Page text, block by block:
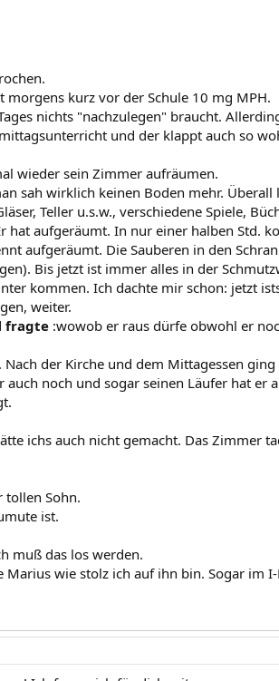
kurz vor der Schule 10 mg MPH.
nichts "nachzulegen" braucht.
und der klappt auch so
wieder sein Zimmer aufräumen.
sah wirklich keinen Boden mehr.
Teller u.s.w., verschiedene Spiele,
hat aufgeräumt. In nur einer halben Std.
aufgeräumt. Die Sauberen in den
Bis jetzt ist immer alles in der
kommen. Ich dachte mir schon: jetzt
weiter.
fragte :wowob er raus dürfe obwohl er
der Kirche und dem Mittagessen
auch noch und sogar seinen Läufer hat er
ichs auch nicht gemacht. Das Zimmer
tollen Sohn.
ist.
muß das los werden.
Marius wie stolz ich auf ihn bin. Sogar im